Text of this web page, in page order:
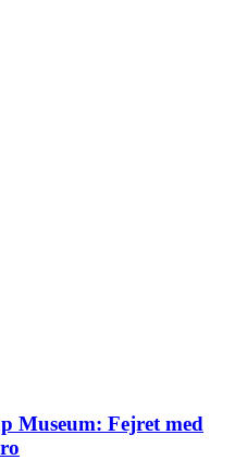
Museum: Fejret med